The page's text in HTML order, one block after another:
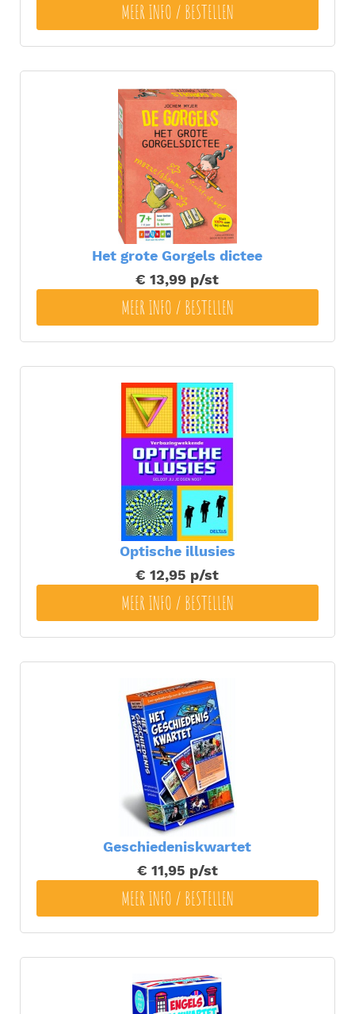
MEER INFO / BESTELLEN
Het grote Gorgels dictee
€ 13,99 p/st
MEER INFO / BESTELLEN
Optische illusies
€ 12,95 p/st
MEER INFO / BESTELLEN
Geschiedeniskwartet
€ 11,95 p/st
MEER INFO / BESTELLEN